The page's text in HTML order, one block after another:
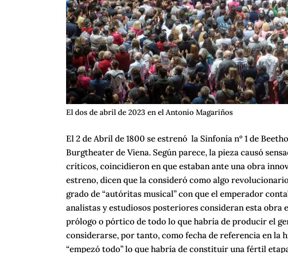
El dos de abril de 2023 en el Antonio Magariños
El 2 de Abril de 1800 se estrenó la Sinfonía nº 1 de
Burgtheater de Viena. Según parece, la pieza causó
críticos, coincidieron en que estaban ante una obra
estreno, dicen que la consideró como algo
grado de “autóritas musical” con que el emperador
analistas y estudiosos posteriores consideran esta
prólogo o pórtico de todo lo que habría de producir el
considerarse, por tanto, como fecha de referencia en la
“empezó todo” lo que habría de constituir una fértil